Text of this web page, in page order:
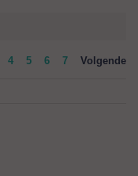
4 5 6 7 Volgende